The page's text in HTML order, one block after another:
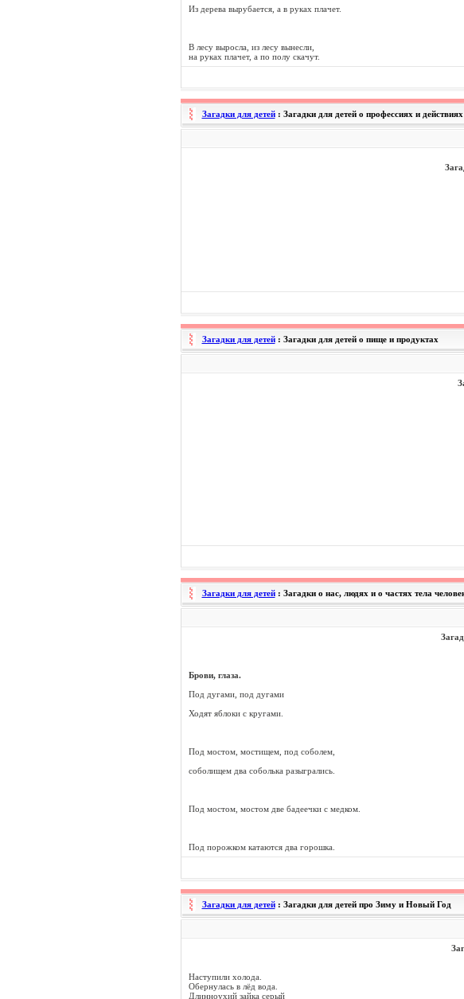
Из дерева вырубается, а в руках плачет.
В лесу выросла, из лесу вынесли,
на руках плачет, а по полу скачут.
Загадки для детей : Загадки для детей о профессиях и действиях
Загадки для детей : Загадки для детей о пище и продуктах
Загадки для детей : Загадки о нас, людях и о частях тела
Брови, глаза.
Под дугами, под дугами
Ходят яблоки с кругами.
Под мостом, мостищем, под соболем,
соболищем два соболька разыгрались.
Под мостом, мостом две бадеечки с медком.
Под порожком катаются два горошка.
Загадки для детей : Загадки для детей про Зиму и Новый Год
Наступили холода.
Обернулась в лёд вода.
Длинноухий зайка серый